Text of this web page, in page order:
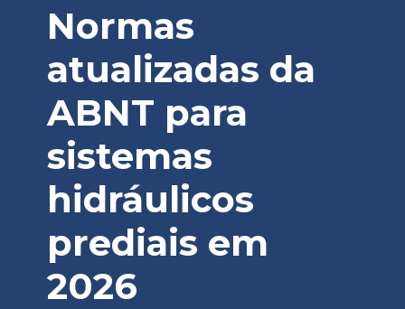
Normas
atualizadas da
ABNT para
sistemas
hidráulicos
prediais em
2026